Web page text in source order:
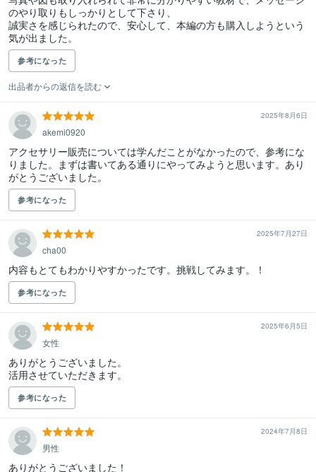
のやり取りもしっかりとして下さり、
誠実さを感じられたので、安心して、本編の方も購入しようという
参考になった
出品者からの返信を読む
2025年8月6日
akemi0920
アクセサリー販売については学んだことがなかったので、参考にな
りました。まずは書いてある通りにやってみようと思います。あり
がとうございました。
参考になった
2025年7月27日
cha00
内容もとてもわかりやすかったです。挑戦してみます。！
参考になった
2025年6月5日
女性
ありがとうございました。
活用させていただきます。
参考になった
2024年7月8日
男性
ありがとうございました！